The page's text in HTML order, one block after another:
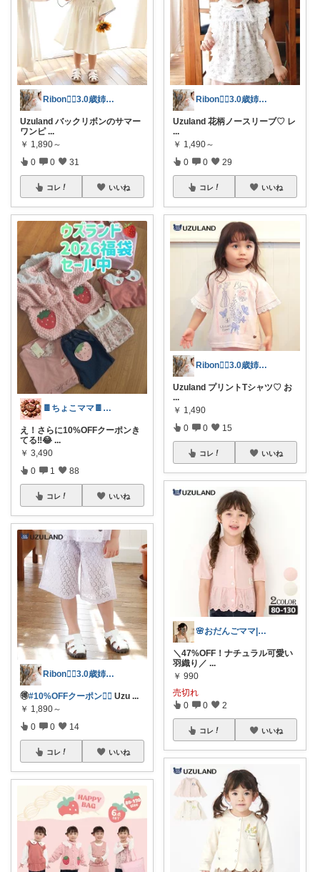
Ribon❁⃘3.0歳姉妹ﾏﾏ👧🏻♡
Uzuland バックリボンのサマー
ワンピ ...
￥ 1,890～
0 0 31
コレ いいね
🍫ちょこママ🍫買い物お得好き2児母
え！さらに10%OFFクーポンき
てる‼️😂 ...
￥ 3,490
0 1 88
コレ いいね
Ribon❁⃘3.0歳姉妹ﾏﾏ👧🏻♡
🉐#10%OFFクーポン❤️‍🔥 Uzu ...
￥ 1,890～
0 0 14
コレ いいね
Ribon❁⃘3.0歳姉妹ﾏﾏ👧🏻♡
Uzuland 花柄ノースリーブ♡ レ
...
￥ 1,490～
0 0 29
コレ いいね
Ribon❁⃘3.0歳姉妹ﾏﾏ👧🏻♡
Uzuland プリントTシャツ♡ お
...
￥ 1,490
0 0 15
コレ いいね
🌸おだんごママ|経由ありがとう✨🌸
＼47%OFF！ナチュラル可愛い
羽織り／ ...
￥ 990
売切れ
0 0 2
コレ いいね